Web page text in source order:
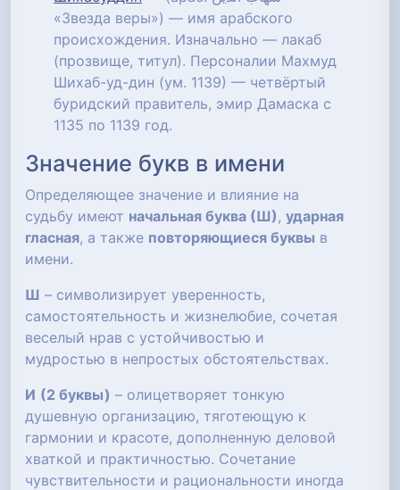
«Звезда веры») — имя арабского
происхождения. Изначально — лакаб
(прозвище, титул). Персоналии Махмуд
Шихаб-уд-дин (ум. 1139) — четвёртый
буридский правитель, эмир Дамаска с
1135 по 1139 год.
Значение букв в имени
Определяющее значение и влияние на
судьбу имеют начальная буква (Ш), ударная
гласная, а также повторяющиеся буквы в
имени.
Ш – символизирует уверенность,
самостоятельность и жизнелюбие, сочетая
веселый нрав с устойчивостью и
мудростью в непростых обстоятельствах.
И (2 буквы) – олицетворяет тонкую
душевную организацию, тяготеющую к
гармонии и красоте, дополненную деловой
хваткой и практичностью. Сочетание
чувствительности и рациональности иногда